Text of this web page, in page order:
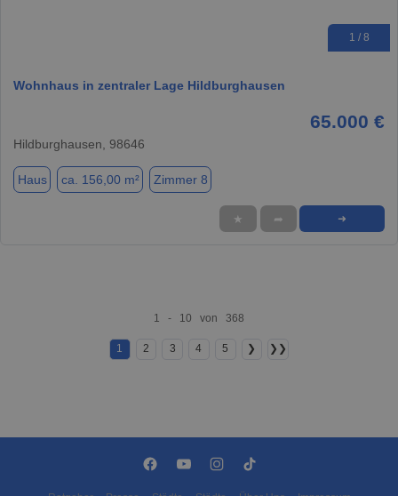
1 / 8
Wohnhaus in zentraler Lage Hildburghausen
65.000 €
Hildburghausen, 98646
Haus ca. 156,00 m² Zimmer 8
★ ➦ ➜
1 - 10 von 368
1 2 3 4 5 ❯ ❯❯